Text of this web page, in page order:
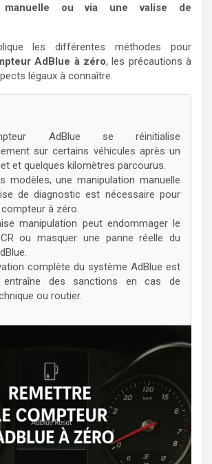
manuelle ou via une valise de
les différentes méthodes pour
AdBlue à zéro, les précautions à
légaux à connaître.
AdBlue se réinitialise
sur certains véhicules après un
et quelques kilomètres parcourus.
modèles, une manipulation manuelle
de diagnostic est nécessaire pour
à zéro.
manipulation peut endommager le
ou masquer une panne réelle du
complète du système AdBlue est
entraîne des sanctions en cas de
ou routier.